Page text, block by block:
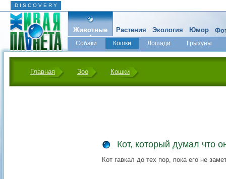
D I S C O V E R Y
Животные
Собаки Кошки Лошади
Грызуны
Микромир
Растения Экология Юмор
Главная Зоо Кошки
Кот, который думал что
Кот гавкал до тех пор, пока его не